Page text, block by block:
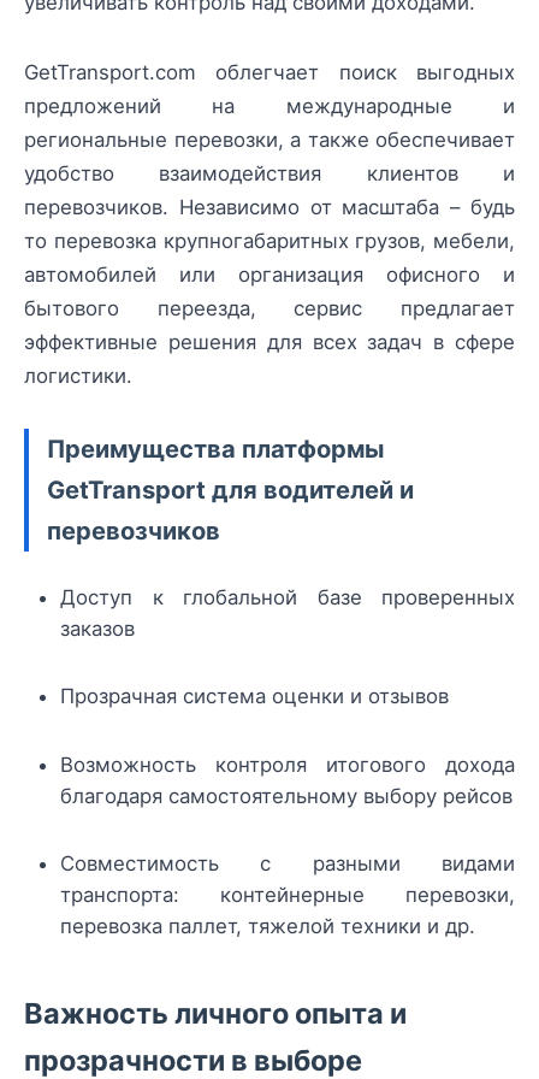
GetTransport.com облегчает поиск выгодных
предложений на международные и
региональные перевозки, а также обеспечивает
удобство взаимодействия клиентов и
перевозчиков. Независимо от масштаба – будь
то перевозка крупногабаритных грузов, мебели,
автомобилей или организация офисного и
бытового переезда, сервис предлагает
эффективные решения для всех задач в сфере
логистики.
Преимущества платформы
GetTransport для водителей и
перевозчиков
Доступ к глобальной базе проверенных
заказов
Прозрачная система оценки и отзывов
Возможность контроля итогового дохода
благодаря самостоятельному выбору рейсов
Совместимость с разными видами
транспорта: контейнерные перевозки,
перевозка паллет, тяжелой техники и др.
Важность личного опыта и
прозрачности в выборе